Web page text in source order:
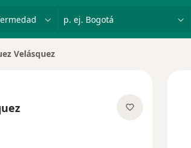
p. ej. Bogotá
Velásquez